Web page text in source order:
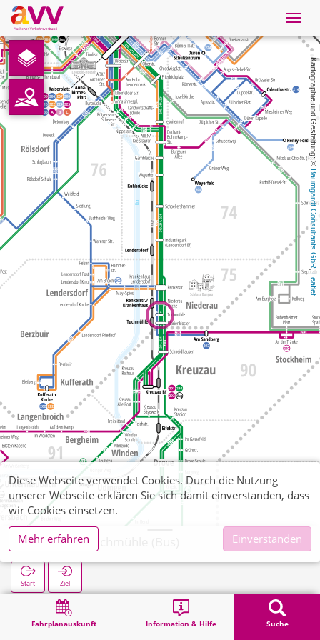
Deutsch
Downloads
Kontakt
Datenschutz
Impressum
AVV
Kartographie und Gestaltung: ©
Baumgardt Consultants GbR
,
Leaflet
Fahrplanauskunft Information & Hilfe Suche
Niederau Tuchmühle (Bus)
Start Ziel
Niederau Tuchmühle (Bus)
Diese Webseite verwendet Cookies. Durch die Nutzung
unserer Webseite erklären Sie sich damit einverstanden, dass
wir Cookies einsetzen.
Mehr erfahren
Einverstanden